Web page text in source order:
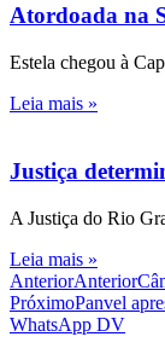
Atordoada na
Estela chegou à
Leia mais »
Justiça
A Justiça do Rio
Leia mais »
AnteriorAnterior
PróximoPanvel
WhatsApp DV